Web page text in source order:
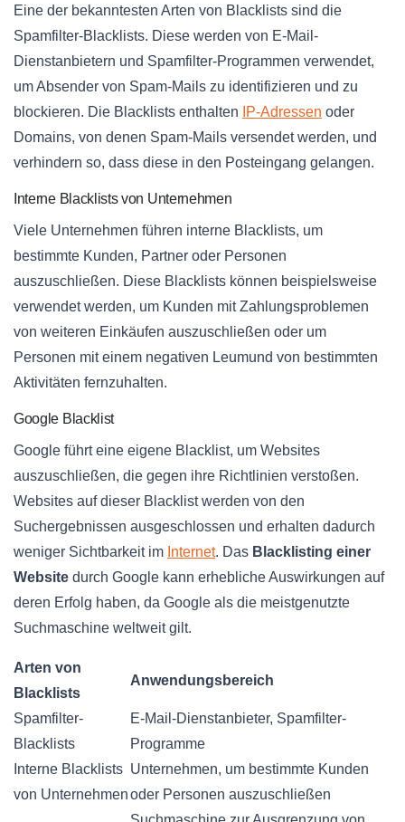
Eine der bekanntesten Arten von Blacklists sind die
Spamfilter-Blacklists. Diese werden von E-Mail-
Dienstanbietern und Spamfilter-Programmen verwendet,
um Absender von Spam-Mails zu identifizieren und zu
blockieren. Die Blacklists enthalten
IP-Adressen oder
Domains, von denen Spam-Mails versendet werden, und
verhindern so, dass diese in den Posteingang gelangen.
Interne Blacklists von Unternehmen
Viele Unternehmen führen interne Blacklists, um
bestimmte Kunden, Partner oder Personen
auszuschließen. Diese Blacklists können beispielsweise
verwendet werden, um Kunden mit Zahlungsproblemen
von weiteren Einkäufen auszuschließen oder um
Personen mit einem negativen Leumund von bestimmten
Aktivitäten fernzuhalten.
Google Blacklist
Google führt eine eigene Blacklist, um Websites
auszuschließen, die gegen ihre Richtlinien verstoßen.
Websites auf dieser Blacklist werden von den
Suchergebnissen ausgeschlossen und erhalten dadurch
weniger Sichtbarkeit im Internet. Das Blacklisting einer
Website durch Google kann erhebliche Auswirkungen auf
deren Erfolg haben, da Google als die meistgenutzte
Suchmaschine weltweit gilt.
Arten von
Blacklists
Anwendungsbereich
Spamfilter-
Blacklists
E-Mail-Dienstanbieter, Spamfilter-
Programme
Interne Blacklists
von Unternehmen
Unternehmen, um bestimmte Kunden
oder Personen auszuschließen